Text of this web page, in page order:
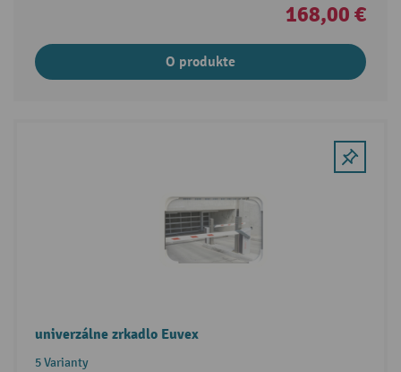
168,00 €
O produkte
univerzálne zrkadlo Euvex
5 Varianty